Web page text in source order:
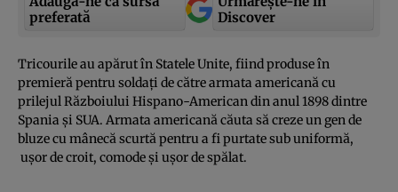
preferată
Discover
Tricourile au apărut în Statele Unite, fiind produse în
premieră pentru soldaţi de către armata americană cu
prilejul Războiului Hispano-American din anul 1898 dintre
Spania şi SUA. Armata americană căuta să creze un gen de
bluze cu mânecă scurtă pentru a fi purtate sub uniformă,
uşor de croit, comode şi uşor de spălat.